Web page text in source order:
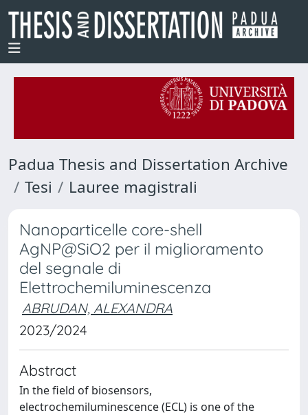
Padua Thesis and Dissertation Archive
Tesi
Lauree magistrali
Nanoparticelle core-shell
AgNP@SiO2 per il miglioramento
del segnale di
Elettrochemiluminescenza
ABRUDAN, ALEXANDRA
2023/2024
Abstract
In the field of biosensors,
electrochemiluminescence (ECL) is one of the